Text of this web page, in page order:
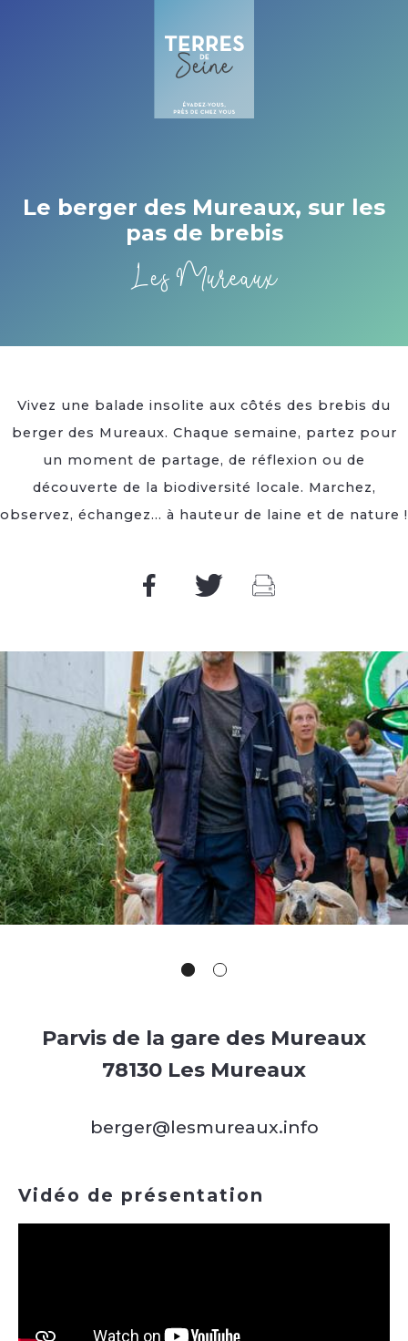
Le berger des Mureaux, sur les
pas de brebis
Les Mureaux
Vivez une balade insolite aux côtés des brebis du
berger des Mureaux. Chaque semaine, partez pour
un moment de partage, de réflexion ou de
découverte de la biodiversité locale. Marchez,
observez, échangez… à hauteur de laine et de nature !
Parvis de la gare des Mureaux
78130 Les Mureaux
berger@lesmureaux.info
Vidéo de présentation